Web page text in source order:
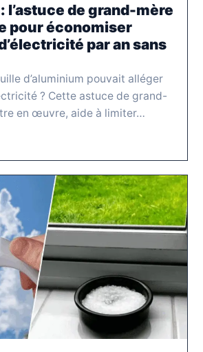
l’astuce de grand-mère
pour économiser
par an sans
d’aluminium pouvait alléger
? Cette astuce de grand-
en œuvre, aide à limiter…